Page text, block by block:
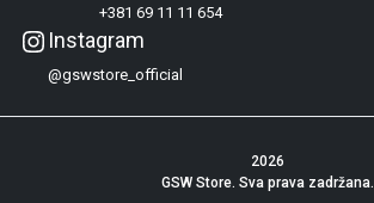
+381 69 11 11 654
Instagram
@gswstore_official
2026
GSW Store. Sva prava zadržana.